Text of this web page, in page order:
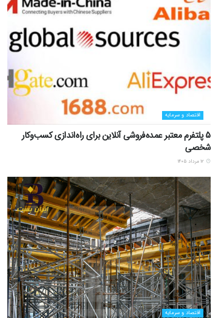
اقتصاد و سرمایه
5 پلتفرم معتبر عمده‌فروشی آنلاین برای راه‌اندازی کسب‌وکار
شخصی
اقتصاد و سرمایه